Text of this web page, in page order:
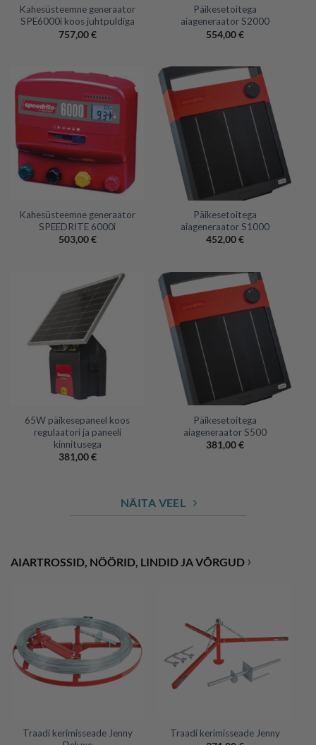
Kahesüsteemne generaator
SPE6000i koos juhtpuldiga
757,00€
Päikesetoitega
aiageneraator S2000
554,00€
Kahesüsteemne generaator
SPEEDRITE 6000i
503,00€
Päikesetoitega
aiageneraator S1000
452,00€
65W päikesepaneel koos
regulaatori ja paneeli
kinnitusega
381,00€
Päikesetoitega
aiageneraator S500
381,00€
NÄITA VEEL
AIARTROSSID, NÖÖRID, LINDID JA VÕRGUD ›
Traadi kerimisseade Jenny
Traadi kerimisseade Jenny